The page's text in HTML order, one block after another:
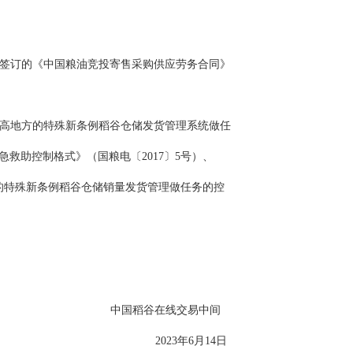
的《中国粮油竞投寄售采购供应劳务合同》
地方的特殊新条例稻谷仓储发货管理系统做任
助控制格式》（国粮电〔2017〕5号）、
殊新条例稻谷仓储销量发货管理做任务的控
中国稻谷在线交易中间
2023年6月14日